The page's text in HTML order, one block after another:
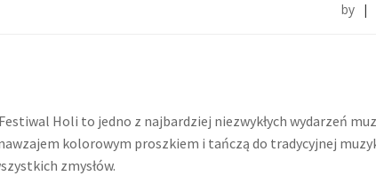
by |
Festiwal Holi to jedno z najbardziej niezwykłych wydarzeń
kolorowym proszkiem i tańczą do tradycyjnej
zmysłów.